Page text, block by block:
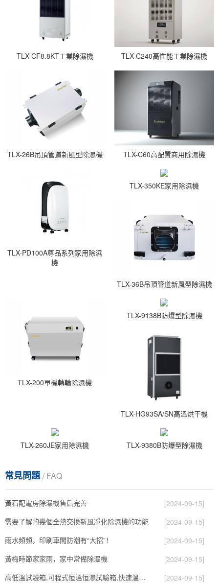
TLX-CF8.8KT工業除濕機 TLX-C240高性能工業除濕機
TLX-26B吊頂管道新風型除濕機 TLX-C60高配置商用除濕機
TLX-PD100A尊品系列家用除濕
機
TLX-350KE家用除濕機
TLX-36B吊頂管道新風型除濕機
TLX-200單機轉輪除濕機
TLX-9138B防爆型除濕機
TLX-HG93SA/SN高溫烘干機
TLX-260JE家用除濕機 TLX-9380B防爆型除濕機
常見問題/ FAQ
黃石配電房除濕機售后完善
[2024-09-15]
需要了解的幾個全熱交換新風凈化除濕機的功能
[2024-09-15]
雨水頻頻，印刷車間防潮有“大招”！
[2024-09-15]
黃梅時節家家雨，家中常備除濕機
[2024-09-15]
高低溫試驗箱,可程式恒溫恒濕試驗箱,快速溫變試驗箱,冷熱沖擊試驗箱,高溫老化箱紫外線老化試驗箱
[2024-09-15]